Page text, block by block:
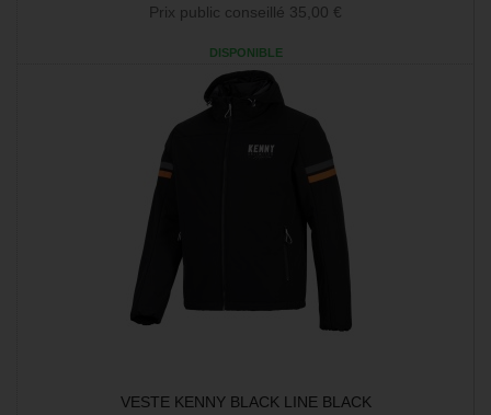
Prix public conseillé 35,00 €
DISPONIBLE
VESTE KENNY BLACK LINE BLACK